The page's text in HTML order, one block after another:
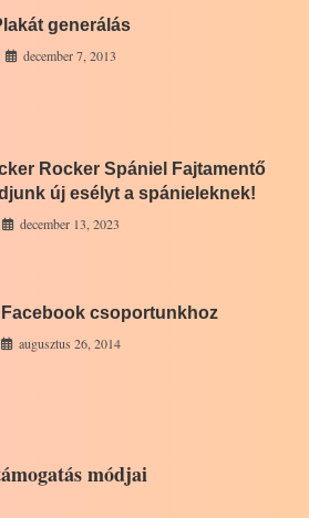
generálás
december 7, 2013
Rocker Spániel Fajtamentő
új esélyt a spánieleknek!
december 13, 2023
csoportunkhoz
augusztus 26, 2014
módjai